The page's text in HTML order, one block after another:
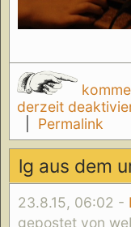
derzeit
Permalink
lg aus dem
23.8.15, 06:02 -
gepostet von